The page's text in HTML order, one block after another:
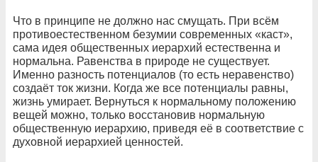
Что в принципе не должно нас смущать. При всём
противоестественном безумии современных «каст»,
сама идея общественных иерархий естественна и
нормальна. Равенства в природе не существует.
Именно разность потенциалов (то есть неравенство)
создаёт ток жизни. Когда же все потенциалы равны,
жизнь умирает. Вернуться к нормальному положению
вещей можно, только восстановив нормальную
общественную иерархию, приведя её в соответствие с
духовной иерархией ценностей.